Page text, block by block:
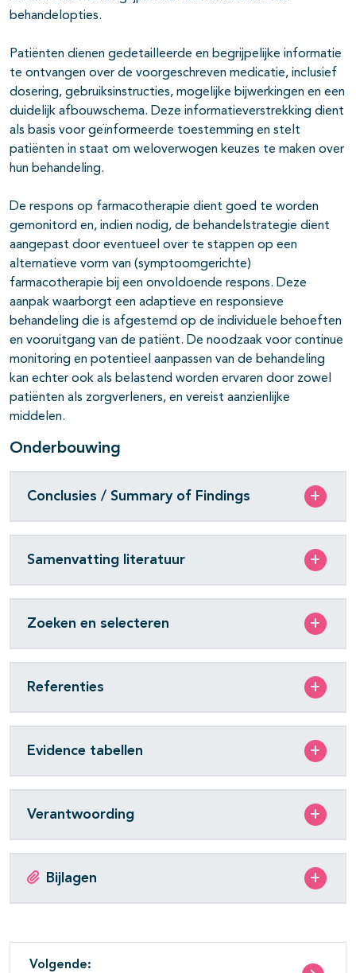
behandelopties.
Patiënten dienen gedetailleerde en begrijpelijke informatie
te ontvangen over de voorgeschreven medicatie, inclusief
dosering, gebruiksinstructies, mogelijke bijwerkingen en een
duidelijk afbouwschema. Deze informatieverstrekking dient
als basis voor geïnformeerde toestemming en stelt
patiënten in staat om weloverwogen keuzes te maken over
hun behandeling.
De respons op farmacotherapie dient goed te worden
gemonitord en, indien nodig, de behandelstrategie dient
aangepast door eventueel over te stappen op een
alternatieve vorm van (symptoomgerichte)
farmacotherapie bij een onvoldoende respons. Deze
aanpak waarborgt een adaptieve en responsieve
behandeling die is afgestemd op de individuele behoeften
en vooruitgang van de patiënt. De noodzaak voor continue
monitoring en potentieel aanpassen van de behandeling
kan echter ook als belastend worden ervaren door zowel
patiënten als zorgverleners, en vereist aanzienlijke
middelen.
Onderbouwing
Conclusies / Summary of Findings
Samenvatting literatuur
Zoeken en selecteren
Referenties
Evidence tabellen
Verantwoording
Bijlagen
Volgende: